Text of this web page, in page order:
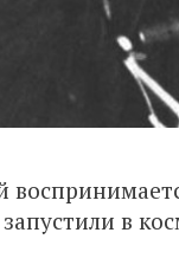
в